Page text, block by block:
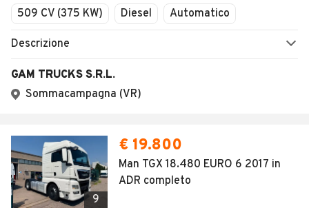
509 CV (375 KW)
Diesel Automatico
Descrizione
GAM TRUCKS S.R.L.
Sommacampagna (VR)
9
€ 19.800
Man TGX 18.480 EURO 6 2017 in
ADR completo